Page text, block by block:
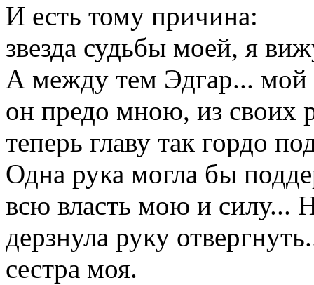
И есть тому причина:
звезда судьбы моей, я
А между тем Эдгар... мой
он предо мною, из своих
теперь главу так гордо
Одна рука могла бы
всю власть мою и силу...
дерзнула руку
сестра моя.